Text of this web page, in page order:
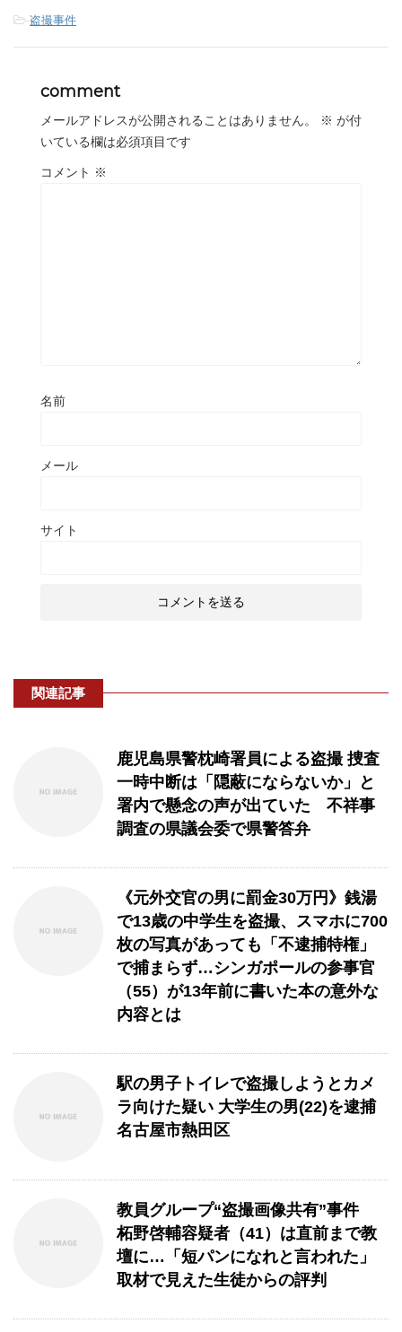
-盗撮事件
comment
メールアドレスが公開されることはありません。 ※ が付
いている欄は必須項目です
コメント ※
名前
メール
サイト
関連記事
鹿児島県警枕崎署員による盗撮 捜査
一時中断は「隠蔽にならないか」と
署内で懸念の声が出ていた 不祥事
調査の県議会委で県警答弁
《元外交官の男に罰金30万円》銭湯
で13歳の中学生を盗撮、スマホに700
枚の写真があっても「不逮捕特権」
で捕まらず…シンガポールの参事官
（55）が13年前に書いた本の意外な
内容とは
駅の男子トイレで盗撮しようとカメ
ラ向けた疑い 大学生の男(22)を逮捕
名古屋市熱田区
教員グループ“盗撮画像共有”事件
柘野啓輔容疑者（41）は直前まで教
壇に…「短パンになれと言われた」
取材で見えた生徒からの評判